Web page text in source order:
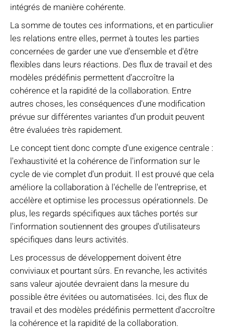
intégrés de manière cohérente.
La somme de toutes ces informations, et en particulier
les relations entre elles, permet à toutes les parties
concernées de garder une vue d'ensemble et d'être
flexibles dans leurs réactions. Des flux de travail et des
modèles prédéfinis permettent d'accroître la
cohérence et la rapidité de la collaboration. Entre
autres choses, les conséquences d'une modification
prévue sur différentes variantes d’un produit peuvent
être évaluées très rapidement.
Le concept tient donc compte d'une exigence centrale :
l'exhaustivité et la cohérence de l'information sur le
cycle de vie complet d'un produit. Il est prouvé que cela
améliore la collaboration à l'échelle de l'entreprise, et
accélère et optimise les processus opérationnels. De
plus, les regards spécifiques aux tâches portés sur
l'information soutiennent des groupes d'utilisateurs
spécifiques dans leurs activités.
Les processus de développement doivent être
conviviaux et pourtant sûrs. En revanche, les activités
sans valeur ajoutée devraient dans la mesure du
possible être évitées ou automatisées. Ici, des flux de
travail et des modèles prédéfinis permettent d'accroître
la cohérence et la rapidité de la collaboration.